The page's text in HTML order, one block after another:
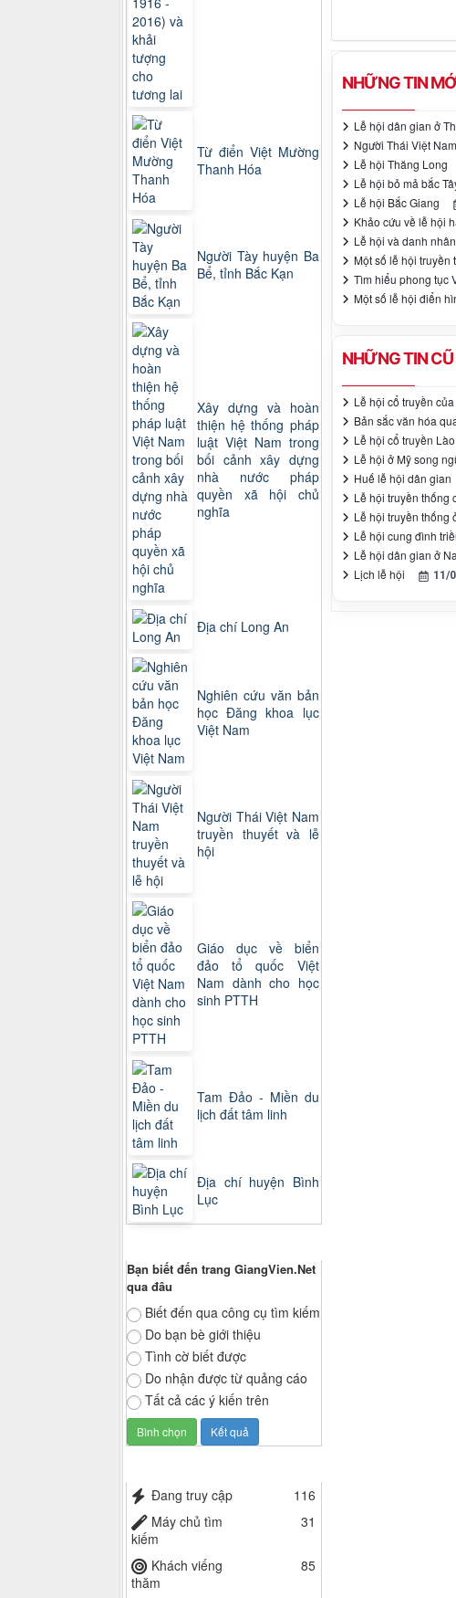
NHỮNG TIN
Lễ hội dân gian ở
Người Thái Việt
Lễ hội Thăng Long
Lễ hội bỏ mả bắc
Lễ hội Bắc Giang
Khảo cứu về lễ hội
Lễ hội và danh
Một số lễ hội truyền
Tìm hiểu phong tục
Một số lễ hội điển
NHỮNG TIN
Lễ hội cổ truyền
Bản sắc văn hóa
Lễ hội cổ truyền
Lễ hội ở Mỹ song
Huế lễ hội dân gian
Lễ hội truyền thống
Lễ hội truyền thống
Lễ hội cung đình
Lễ hội dân gian ở
Lịch lễ hội 11/
Từ điển Việt Mường
Thanh Hóa
Người Tày huyện Ba
Bể, tỉnh Bắc Kạn
Xây dựng và hoàn
thiện hệ thống pháp
luật Việt Nam trong
bối cảnh xây dựng
nhà nước pháp
quyền xã hội chủ
nghĩa
Địa chí Long An
Nghiên cứu văn bản
học Đăng khoa lục
Việt Nam
Người Thái Việt Nam
truyền thuyết và lễ
hội
Giáo dục về biển
đảo tổ quốc Việt
Nam dành cho học
sinh PTTH
Tam Đảo - Miền du
lịch đất tâm linh
Địa chí huyện Bình
Lục
Bạn biết đến trang GiangVien.Net
qua đâu
Biết đến qua công cụ tìm kiếm
Do bạn bè giới thiệu
Tình cờ biết được
Do nhận được từ quảng cáo
Tất cả các ý kiến trên
Đang truy cập
116
Máy chủ tìm
kiếm
31
Khách viếng
thăm
85